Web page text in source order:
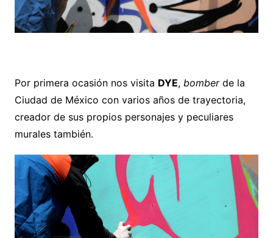
Por primera ocasión nos visita DYE, bomberde la
Ciudad de México con varios años de trayectoria,
creador de sus propios personajes y peculiares
murales también.